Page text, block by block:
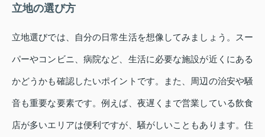
立地の選び方
立地選びでは、自分の日常生活を想像してみましょう。スー
パーやコンビニ、病院など、生活に必要な施設が近くにある
かどうかも確認したいポイントです。また、周辺の治安や騒
音も重要な要素です。例えば、夜遅くまで営業している飲食
店が多いエリアは便利ですが、騒がしいこともあります。住